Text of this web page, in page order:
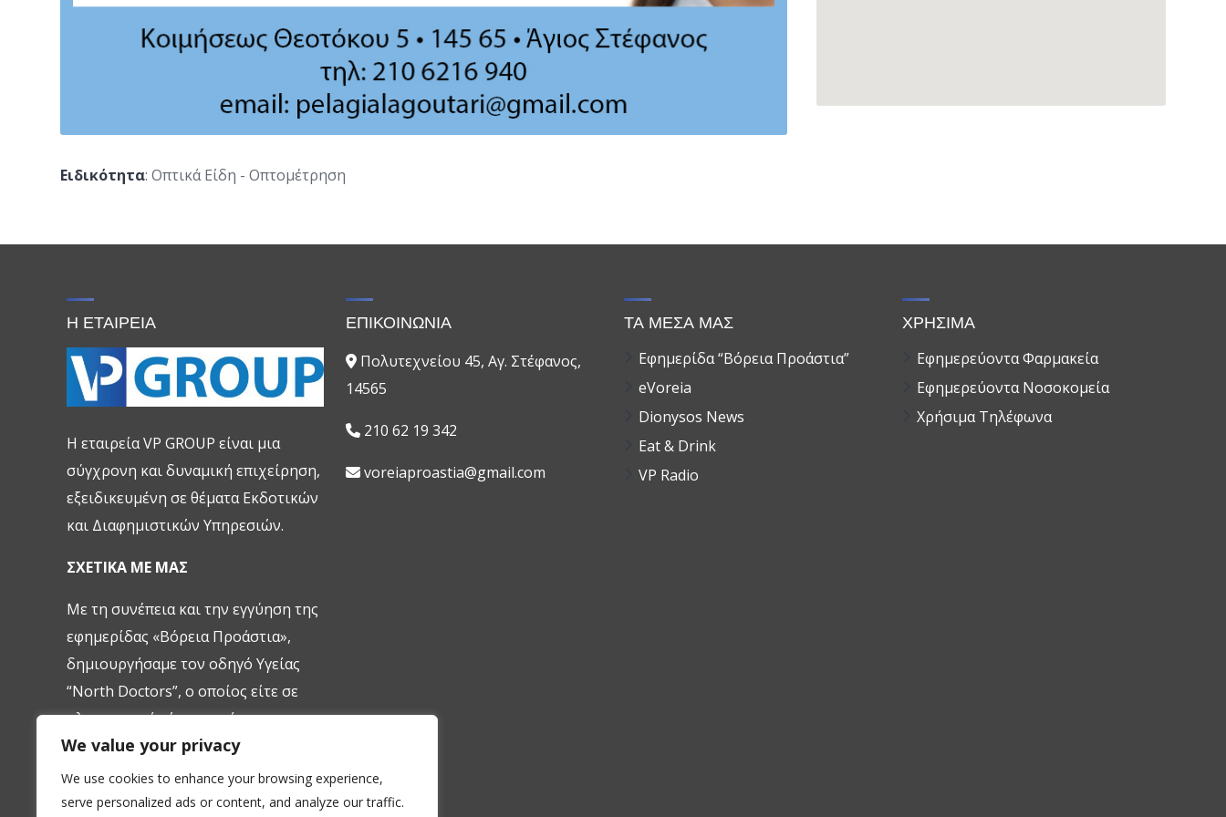
We value your privacy
We use cookies to enhance your browsing experience,
serve personalized ads or content, and analyze our traffic.
Ειδικότητα: Οπτικά Είδη - Οπτομέτρηση
Η ΕΤΑΙΡΕΙΑ
H εταιρεία VP GROUP είναι μια
σύγχρονη και δυναμική επιχείρηση,
εξειδικευμένη σε θέματα Εκδοτικών
και Διαφημιστικών Υπηρεσιών.
ΣΧΕΤΙΚΑ ΜΕ ΜΑΣ
Με τη συνέπεια και την εγγύηση της
εφημερίδας «Βόρεια Προάστια»,
δημιουργήσαμε τον οδηγό Υγείας
“North Doctors”, ο οποίος είτε σε
ηλεκτρονική-είτε σε ετήσια
εύχρηστη έντυπη μορφή (pocket
size), ενημερώνει, εξυπηρετεί και
βοηθάει έμπρακτα τον πολίτη.
ΕΠΙΚΟΙΝΩΝΙΑ
Πολυτεχνείου 45, Αγ. Στέφανος,
14565
210 62 19 342
voreiaproastia@gmail.com
ΤΑ ΜΕΣΑ ΜΑΣ
Εφημερίδα “Βόρεια Προάστια”
eVoreia
Dionysos News
Eat & Drink
VP Radio
ΧΡΗΣΙΜΑ
Εφημερεύοντα Φαρμακεία
Εφημερεύοντα Νοσοκομεία
Χρήσιμα Τηλέφωνα